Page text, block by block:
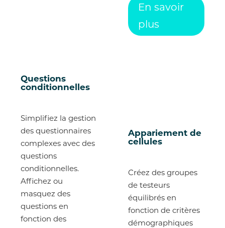
En savoir
plus
Questions
conditionnelles
Simplifiez la gestion
des questionnaires
complexes avec des
questions
conditionnelles.
Affichez ou
masquez des
questions en
fonction des
Appariement de
cellules
Créez des groupes
de testeurs
équilibrés en
fonction de critères
démographiques